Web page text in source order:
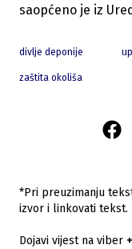
saopćeno je iz
divlje deponije
zaštita okoliša
*Pri preuzimanju
izvor i linkovati tekst.
Dojavi vijest na viber